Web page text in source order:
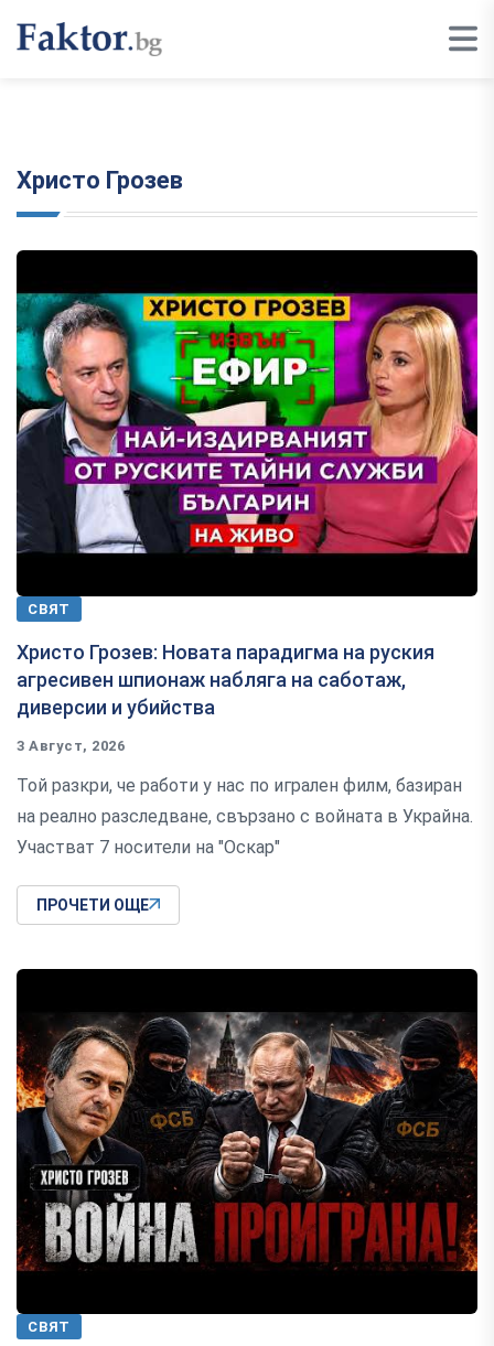
Христо Грозев
СВЯТ
Христо Грозев: Новата парадигма на руския
агресивен шпионаж набляга на саботаж,
диверсии и убийства
3 Август, 2026
Той разкри, че работи у нас по игрален филм, базиран
на реално разследване, свързано с войната в Украйна.
Участват 7 носители на "Оскар"
ПРОЧЕТИ ОЩЕ
СВЯТ